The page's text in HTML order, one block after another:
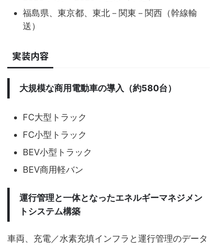
福島県、東京都、東北－関東－関西（幹線輸
送）
実装内容
大規模な商用電動車の導入（約580台）
FC大型トラック
FC小型トラック
BEV小型トラック
BEV商用軽バン
運行管理と一体となったエネルギーマネジメン
トシステム構築
車両、充電／水素充填インフラと運行管理のデータ